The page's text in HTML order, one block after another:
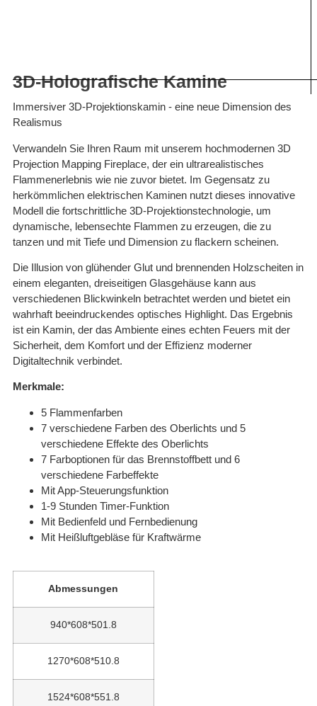
3D-Holografische Kamine
Immersiver 3D-Projektionskamin - eine neue Dimension des
Realismus
Verwandeln Sie Ihren Raum mit unserem hochmodernen 3D
Projection Mapping Fireplace, der ein ultrarealistisches
Flammenerlebnis wie nie zuvor bietet. Im Gegensatz zu
herkömmlichen elektrischen Kaminen nutzt dieses innovative
Modell die fortschrittliche 3D-Projektionstechnologie, um
dynamische, lebensechte Flammen zu erzeugen, die zu
tanzen und mit Tiefe und Dimension zu flackern scheinen.
Die Illusion von glühender Glut und brennenden Holzscheiten in
einem eleganten, dreiseitigen Glasgehäuse kann aus
verschiedenen Blickwinkeln betrachtet werden und bietet ein
wahrhaft beeindruckendes optisches Highlight. Das Ergebnis
ist ein Kamin, der das Ambiente eines echten Feuers mit der
Sicherheit, dem Komfort und der Effizienz moderner
Digitaltechnik verbindet.
Merkmale:
5 Flammenfarben
7 verschiedene Farben des Oberlichts und 5
verschiedene Effekte des Oberlichts
7 Farboptionen für das Brennstoffbett und 6
verschiedene Farbeffekte
Mit App-Steuerungsfunktion
1-9 Stunden Timer-Funktion
Mit Bedienfeld und Fernbedienung
Mit Heißluftgebläse für Kraftwärme
Abmessungen
940*608*501.8
1270*608*510.8
1524*608*551.8